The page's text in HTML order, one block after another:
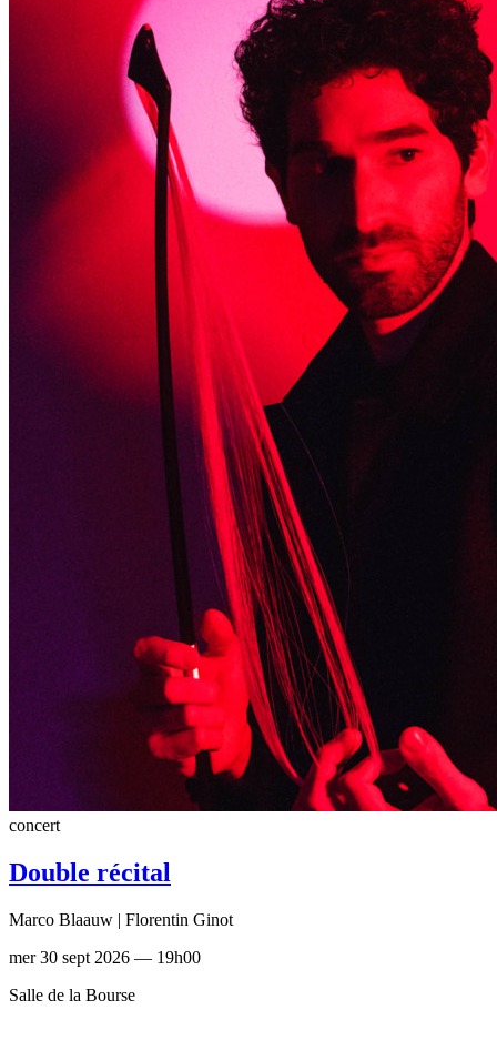
concert
Double récital
Marco Blaauw | Florentin Ginot
mer 30 sept 2026 — 19h00
Salle de la Bourse